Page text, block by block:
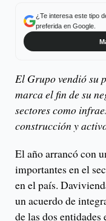
¿Te interesa este tipo
preferida en Google.
El Grupo vendió su
marca el fin de su
sectores como
construcción y
El año arrancó con
importantes en el
en el país.
un acuerdo de
de las dos